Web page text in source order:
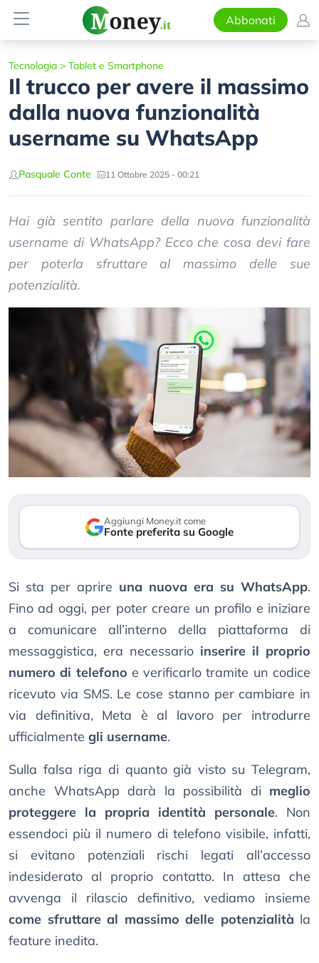
Abbonati
Tecnologia > Tablet e Smartphone
Il trucco per avere il massimo
dalla nuova funzionalità
username su WhatsApp
Pasquale Conte 11 Ottobre 2025 - 00:21
Hai già sentito parlare della nuova funzionalità
username di WhatsApp? Ecco che cosa devi fare
per poterla sfruttare al massimo delle sue
potenzialità.
Aggiungi Money.it come
Fonte preferita su Google
Si sta per aprire una nuova era su WhatsApp.
Fino ad oggi, per poter creare un profilo e iniziare
a comunicare all’interno della piattaforma di
messaggistica, era necessario inserire il proprio
numero di telefono e verificarlo tramite un codice
ricevuto via SMS. Le cose stanno per cambiare in
via definitiva, Meta è al lavoro per introdurre
ufficialmente gli username.
Sulla falsa riga di quanto già visto su Telegram,
anche WhatsApp darà la possibilità di meglio
proteggere la propria identità personale. Non
essendoci più il numero di telefono visibile, infatti,
si evitano potenziali rischi legati all’accesso
indesiderato al proprio contatto. In attesa che
avvenga il rilascio definitivo, vediamo insieme
come sfruttare al massimo delle potenzialità la
feature inedita.